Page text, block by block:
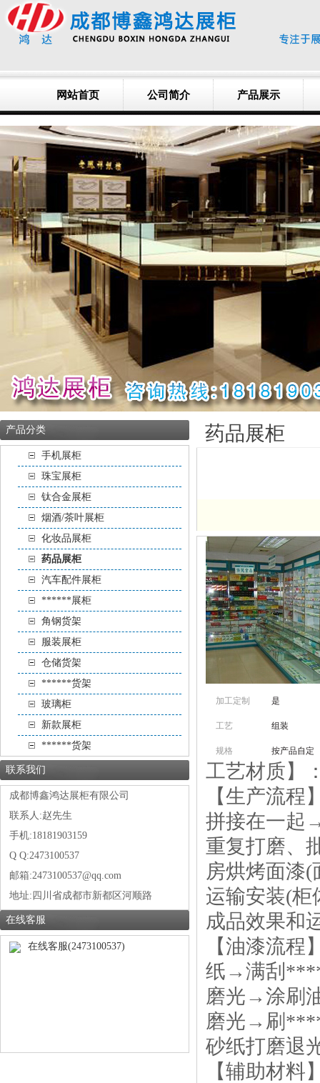
网站首页 公司简介 产品展示
产品分类
手机展柜
珠宝展柜
钛合金展柜
烟酒/茶叶展柜
化妆品展柜
药品展柜
汽车配件展柜
******展柜
角钢货架
服装展柜
仓储货架
******货架
玻璃柜
新款展柜
******货架
联系我们
成都博鑫鸿达展柜有限公司
联系人:赵先生
手机:18181903159
Q Q:2473100537
邮箱:2473100537@qq.com
地址: 四川省成都市新都区河顺路
在线客服
在线客服(2473100537)
药品展柜
加工定制 是
工艺 组装
规格 按产品自定
工艺材质】
【生产流
拼接在一起
重复打磨、
房烘烤面漆
运输安装(柜
成品效果和
【油漆流
纸→满刮
磨光→涂刷
磨光→刷
砂纸打磨退
【辅助材